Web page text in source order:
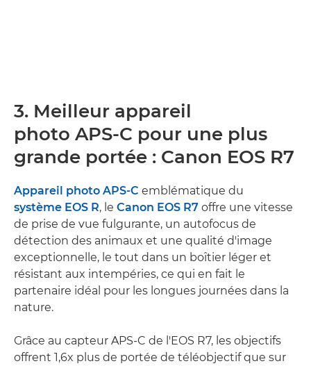
3. Meilleur appareil
photo APS-C pour une plus
grande portée : Canon EOS R7
Appareil photo APS-C emblématique du
système EOS R, le Canon EOS R7 offre une vitesse
de prise de vue fulgurante, un autofocus de
détection des animaux et une qualité d'image
exceptionnelle, le tout dans un boîtier léger et
résistant aux intempéries, ce qui en fait le
partenaire idéal pour les longues journées dans la
nature.
Grâce au capteur APS-C de l'EOS R7, les objectifs
offrent 1,6x plus de portée de téléobjectif que sur